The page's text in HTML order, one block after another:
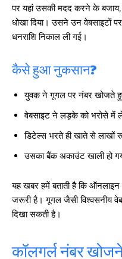
पर यहां उसकी मदद करने के
धोखा दिया। उसने उन वेबसाइटों
धनराशि निकाल ली गई।
कैसे हुआ नुकसान?
युवक ने गूगल पर नंबर खोजते हुए
वेबसाइट ने लड़के को भरोसे में
डिटेल्स भरते ही खाते से लाखों
उसका बैंक अकाउंट खाली हो
यह खबर हमें बताती है कि ऑनलाइन
जरूरी है। गूगल जैसी विश्वसनीय
दिखा सकती है।
कॉलगर्ल नंबर